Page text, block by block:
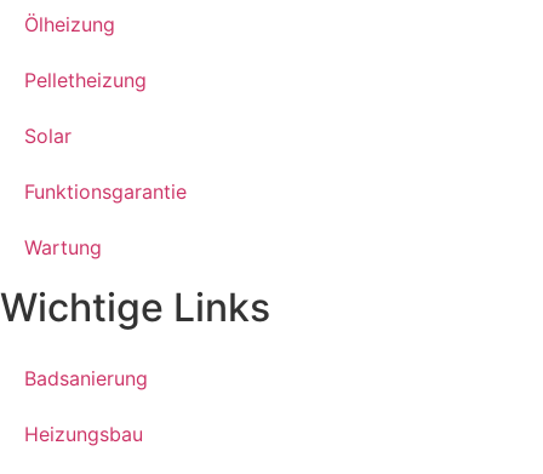
Ölheizung
Pelletheizung
Solar
Funktionsgarantie
Wartung
Wichtige Links
Badsanierung
Heizungsbau